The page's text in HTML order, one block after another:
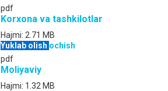
pdf
Korxona va tashkilotlar
Hajmi: 2.71 MB
Yuklab olish ochish
pdf
Moliyaviy
Hajmi: 1.32 MB